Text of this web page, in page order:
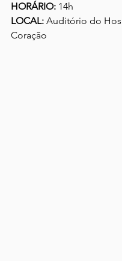
HORÁRIO: 14h
LOCAL: Auditório do
Coração